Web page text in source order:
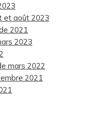
et août 2023
2021
2023
mars 2022
2021